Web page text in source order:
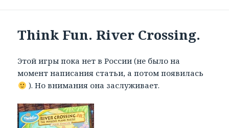
Think Fun. River Crossing.
Этой игры пока нет в России (не было на
момент написания статьи, а потом появилась
). Но внимания она заслуживает.